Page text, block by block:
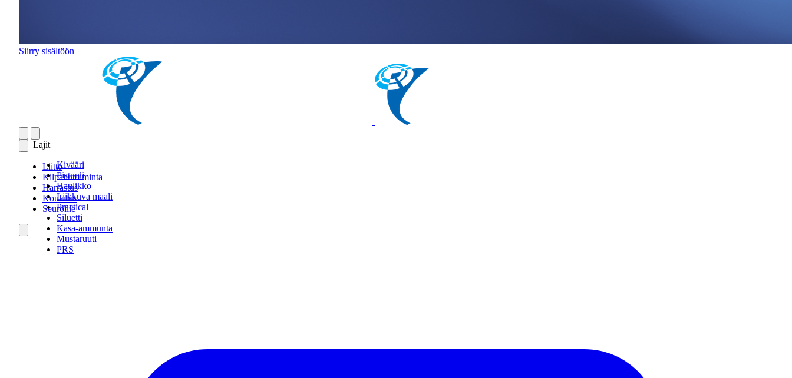
Siirry sisältöön
Lajit
Kivääri
Pistooli
Haulikko
Liikkuva maali
Practical
Siluetti
Kasa-ammunta
Mustaruuti
PRS
Liitto
Kilpailutoiminta
Harrastus
Koulutus
Seuroille